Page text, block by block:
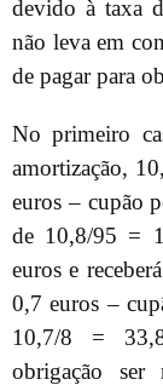
devido à taxa
não leva em
de pagar para
No primeiro
amortização,
euros – cupão
de 10,8/95 =
euros e
0,7 euros –
10,7/8 =
obrigação